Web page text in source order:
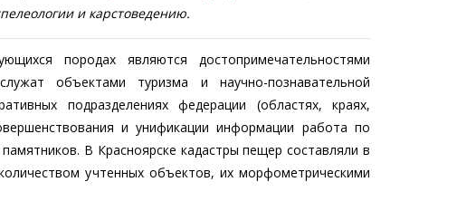
и карстоведению.
породах являются достопримечательностями
объектами туризма и научно-познавательной
подразделениях федерации (областях, краях,
и унификации информации работа по
В Красноярске кадастры пещер составляли в
учтенных объектов, их морфометрическими